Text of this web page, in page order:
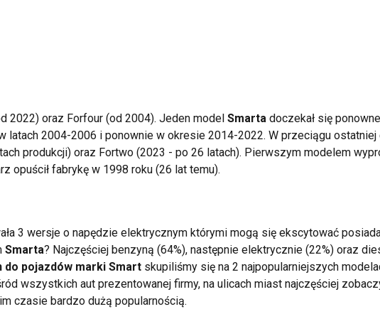
2022) oraz Forfour (od 2004). Jeden model Smarta doczekał się
latach 2004-2006 i ponownie w okresie 2014-2022. W przeciągu ostatniej
produkcji) oraz Fortwo (2023 - po 26 latach). Pierwszym modelem
opuścił fabrykę w 1998 roku (26 lat temu).
3 wersje o napędzie elektrycznym którymi mogą się ekscytować
Smarta? Najczęściej benzyną (64%), następnie elektrycznie (22%) oraz
do pojazdów marki Smart skupiliśmy się na 2 najpopularniejszych
wszystkich aut prezentowanej firmy, na ulicach miast najczęściej
czasie bardzo dużą popularnością.